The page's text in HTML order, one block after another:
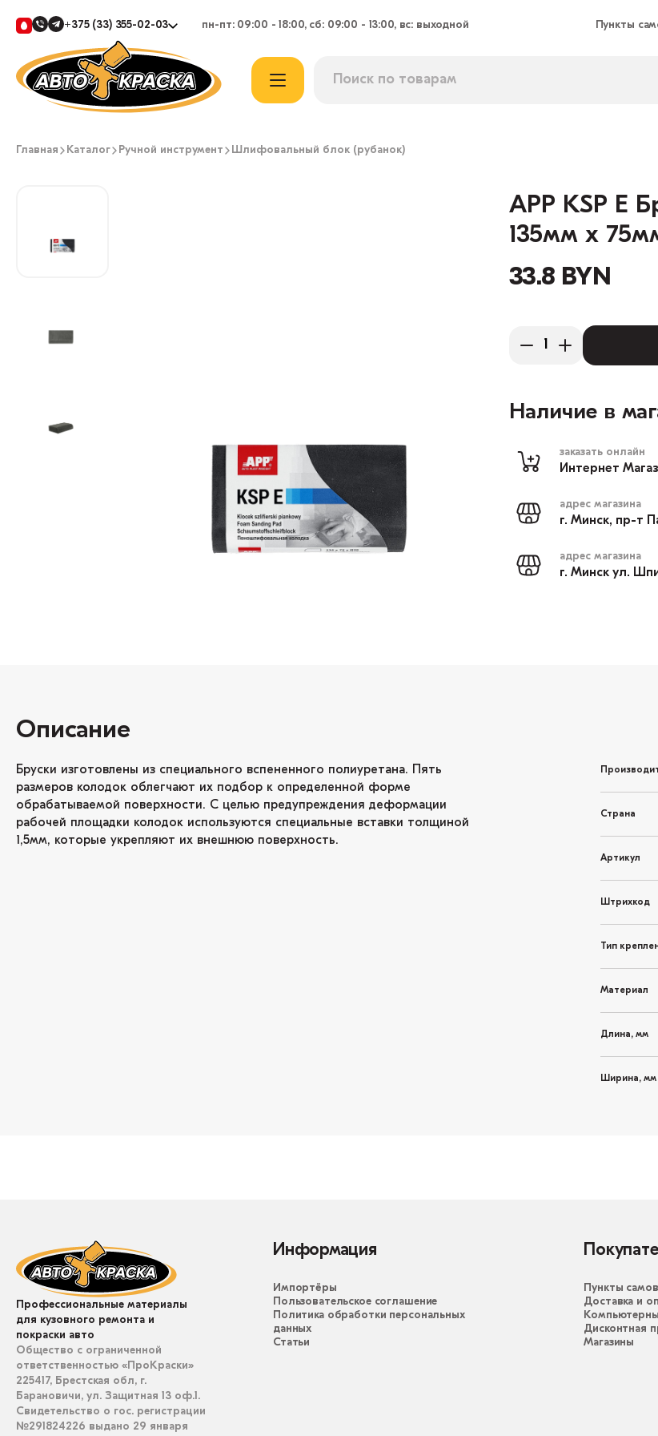
+375 (33) 355-02-03 пн-пт: 09:00 - 18:00, сб: 09:00 - 13:00, вс: выходной Пункты
Главная Каталог Ручной инструмент Шлифовальный блок (рубанок)
APP KSP E
135мм x
33.8 BYN
Наличие в
заказать онлайн
Интернет
адрес магазина
г. Минск, пр-т
адрес магазина
г. Минск ул.
Описание
Бруски изготовлены из специального вспененного полиуретана. Пять
размеров колодок облегчают их подбор к определенной форме
обрабатываемой поверхности. С целью предупреждения деформации
рабочей площадки колодок используются специальные вставки толщиной
1,5мм, которые укрепляют их внешнюю поверхность.
Страна
Артикул
Штрихкод
Тип
Материал
Длина, мм
Ширина, мм
Профессиональные материалы
для кузовного ремонта и
покраски авто
Общество с ограниченной
ответственностью «ПроКраски»
225417, Брестская обл, г.
Барановичи, ул. Защитная 13 оф.1.
Свидетельство о гос. регистрации
№291824226 выдано 29 января
Информация
Импортёры
Пользовательское соглашение
Политика обработки персональных
данных
Статьи
Пункты
Доставка и
Дисконтная
Магазины